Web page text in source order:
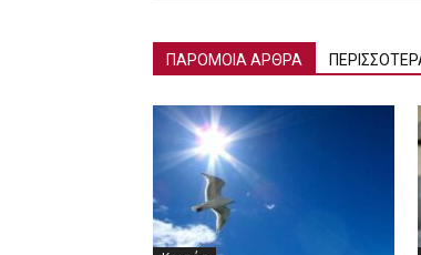
ΠΑΡΟΜΟΙΑ ΑΡΘΡΑ